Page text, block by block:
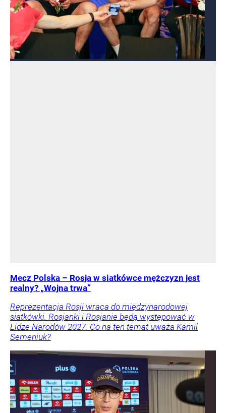
Mecz Polska – Rosja w siatkówce mężczyzn jest
realny? „Wojna trwa”
Reprezentacja Rosji wraca do międzynarodowej
siatkówki. Rosjanki i Rosjanie będą występować w
Lidze Narodów 2027. Co na ten temat uważa Kamil
Semeniuk?